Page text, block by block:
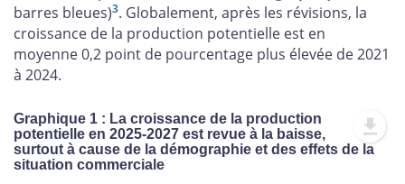
barres bleues)3. Globalement, après les révisions, la
croissance de la production potentielle est en
moyenne 0,2 point de pourcentage plus élevée de 2021
à 2024.
Graphique 1 : La croissance de la production
potentielle en 2025-2027 est revue à la baisse,
surtout à cause de la démographie et des effets de la
situation commerciale